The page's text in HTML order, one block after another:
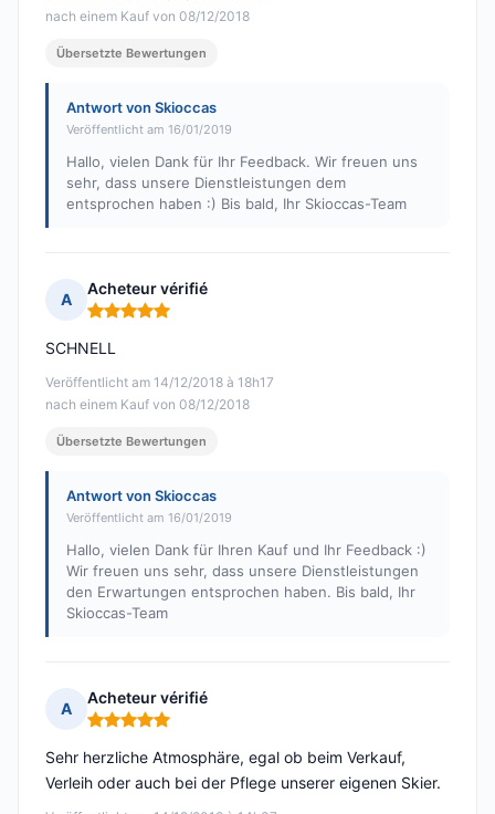
nach einem Kauf von 08/12/2018
Übersetzte Bewertungen
Antwort von Skioccas
Veröffentlicht am 16/01/2019
Hallo, vielen Dank für Ihr Feedback. Wir freuen uns
sehr, dass unsere Dienstleistungen dem
entsprochen haben :) Bis bald, Ihr Skioccas-Team
A
Acheteur vérifié
Hinweis: 5 von 5
Veröffentlicht am 14/12/2018 à 18h17
nach einem Kauf von 08/12/2018
SCHNELL
Übersetzte Bewertungen
Antwort von Skioccas
Veröffentlicht am 16/01/2019
Hallo, vielen Dank für Ihren Kauf und Ihr Feedback :)
Wir freuen uns sehr, dass unsere Dienstleistungen
den Erwartungen entsprochen haben. Bis bald, Ihr
Skioccas-Team
A
Acheteur vérifié
Hinweis: 5 von 5
Sehr herzliche Atmosphäre, egal ob beim Verkauf,
Verleih oder auch bei der Pflege unserer eigenen Skier.